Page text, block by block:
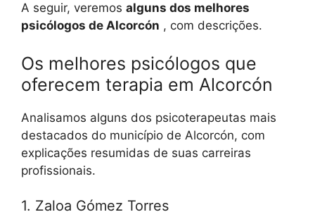
A seguir, veremos alguns dos melhores
psicólogos de Alcorcón , com descrições.
Os melhores psicólogos que
oferecem terapia em Alcorcón
Analisamos alguns dos psicoterapeutas mais
destacados do município de Alcorcón, com
explicações resumidas de suas carreiras
profissionais.
1. Zaloa Gómez Torres